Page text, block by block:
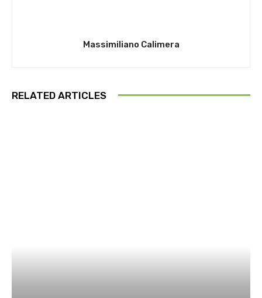
Massimiliano Calimera
RELATED ARTICLES